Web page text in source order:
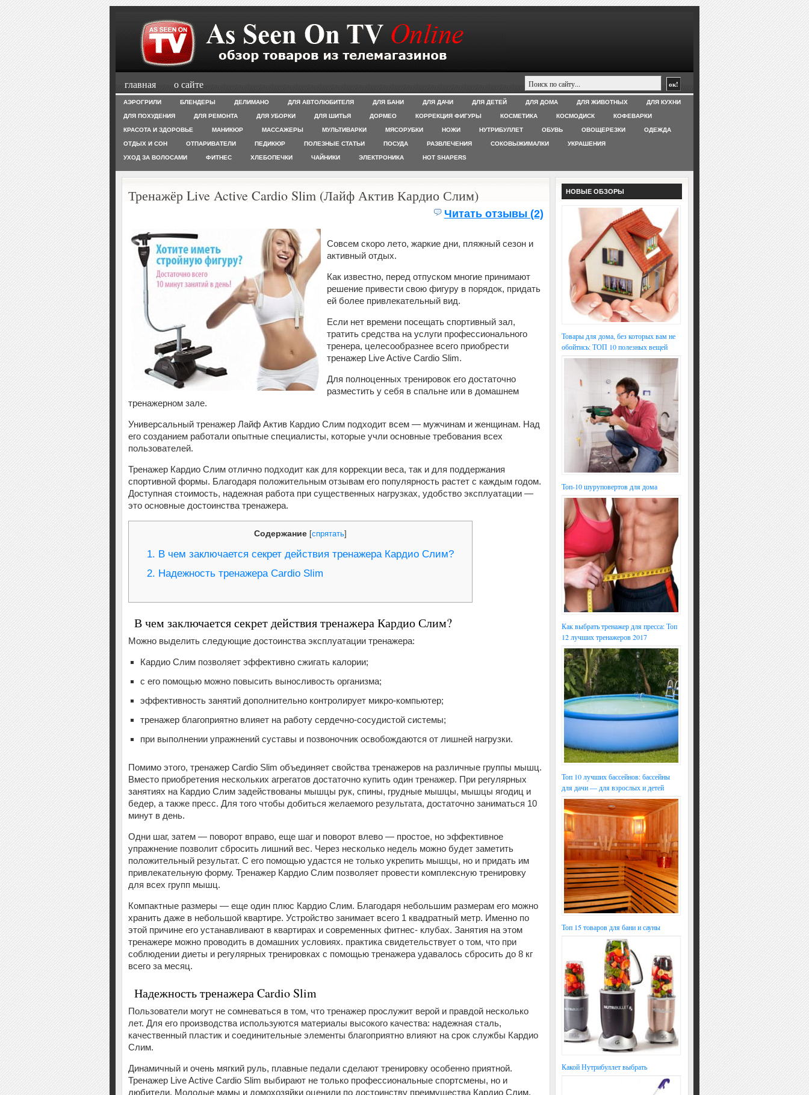
главная о сайте
АЭРОГРИЛИ БЛЕНДЕРЫ ДЕЛИМАНО ДЛЯ АВТОЛЮБИТЕЛЯ ДЛЯ БАНИ ДЛЯ ДАЧИ ДЛЯ ДЕТЕЙ ДЛЯ ДОМА ДЛЯ ЖИВОТНЫХ ДЛЯ КУХНИ
ДЛЯ ПОХУДЕНИЯ ДЛЯ РЕМОНТА ДЛЯ УБОРКИ ДЛЯ ШИТЬЯ ДОРМЕО КОРРЕКЦИЯ ФИГУРЫ КОСМЕТИКА КОСМОДИСК КОФЕВАРКИ
КРАСОТА И ЗДОРОВЬЕ МАНИКЮР МАССАЖЕРЫ МУЛЬТИВАРКИ МЯСОРУБКИ НОЖИ НУТРИБУЛЛЕТ ОБУВЬ ОВОЩЕРЕЗКИ ОДЕЖДА
ОТДЫХ И СОН ОТПАРИВАТЕЛИ ПЕДИКЮР ПОЛЕЗНЫЕ СТАТЬИ ПОСУДА РАЗВЛЕЧЕНИЯ СОКОВЫЖИМАЛКИ УКРАШЕНИЯ
УХОД ЗА ВОЛОСАМИ ФИТНЕС ХЛЕБОПЕЧКИ ЧАЙНИКИ ЭЛЕКТРОНИКА HOT SHAPERS
Тренажёр Live Active Cardio Slim (Лайф Актив Кардио Слим)
Читать отзывы (2)
Совсем скоро лето, жаркие дни, пляжный сезон и
активный отдых.
Как известно, перед отпуском многие принимают
решение привести свою фигуру в порядок, придать
ей более привлекательный вид.
Если нет времени посещать спортивный зал,
тратить средства на услуги профессионального
тренера, целесообразнее всего приобрести
тренажер Live Active Cardio Slim.
Для полноценных тренировок его достаточно
разместить у себя в спальне или в домашнем
тренажерном зале.
Универсальный тренажер Лайф Актив Кардио Слим подходит всем — мужчинам и женщинам. Над
его созданием работали опытные специалисты, которые учли основные требования всех
пользователей.
Тренажер Кардио Слим отлично подходит как для коррекции веса, так и для поддержания
спортивной формы. Благодаря положительным отзывам его популярность растет с каждым годом.
Доступная стоимость, надежная работа при существенных нагрузках, удобство эксплуатации —
это основные достоинства тренажера.
Содержание [спрятать]
1. В чем заключается секрет действия тренажера Кардио Слим?
2. Надежность тренажера Cardio Slim
В чем заключается секрет действия тренажера Кардио Слим?
Можно выделить следующие достоинства эксплуатации тренажера:
Кардио Слим позволяет эффективно сжигать калории;
с его помощью можно повысить выносливость организма;
эффективность занятий дополнительно контролирует микро-компьютер;
тренажер благоприятно влияет на работу сердечно-сосудистой системы;
при выполнении упражнений суставы и позвоночник освобождаются от лишней нагрузки.
Помимо этого, тренажер Cardio Slim объединяет свойства тренажеров на различные группы мышц.
Вместо приобретения нескольких агрегатов достаточно купить один тренажер. При регулярных
занятиях на Кардио Слим задействованы мышцы рук, спины, грудные мышцы, мышцы ягодиц и
бедер, а также пресс. Для того чтобы добиться желаемого результата, достаточно заниматься 10
минут в день.
Одни шаг, затем — поворот вправо, еще шаг и поворот влево — простое, но эффективное
упражнение позволит сбросить лишний вес. Через несколько недель можно будет заметить
положительный результат. С его помощью удастся не только укрепить мышцы, но и придать им
привлекательную форму. Тренажер Кардио Слим позволяет провести комплексную тренировку
для всех групп мышц.
Компактные размеры — еще один плюс Кардио Слим. Благодаря небольшим размерам его можно
хранить даже в небольшой квартире. Устройство занимает всего 1 квадратный метр. Именно по
этой причине его устанавливают в квартирах и современных фитнес- клубах. Занятия на этом
тренажере можно проводить в домашних условиях. практика свидетельствует о том, что при
соблюдении диеты и регулярных тренировках с помощью тренажера удавалось сбросить до 8 кг
всего за месяц.
Надежность тренажера Cardio Slim
Пользователи могут не сомневаться в том, что тренажер прослужит верой и правдой несколько
лет. Для его производства используются материалы высокого качества: надежная сталь,
качественный пластик и соединительные элементы благоприятно влияют на срок службы Кардио
Слим.
Динамичный и очень мягкий руль, плавные педали сделают тренировку особенно приятной.
Тренажер Live Active Cardio Slim выбирают не только профессиональные спортсмены, но и
любители. Молодые мамы и домохозяйки оценили по достоинству преимущества Кардио Слим.
НОВЫЕ ОБЗОРЫ
Товары для дома, без которых вам не
обойтись: ТОП 10 полезных вещей
Топ-10 шуруповертов для дома
Как выбрать тренажер для пресса: Топ
12 лучших тренажеров 2017
Топ 10 лучших бассейнов: бассейны
для дачи — для взрослых и детей
Топ 15 товаров для бани и сауны
Какой Нутрибуллет выбрать